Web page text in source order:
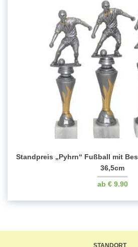
Standpreis „Pyhrn“ Fußball mit
36,5cm
€9.90